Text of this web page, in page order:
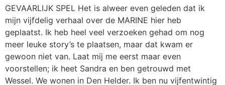
GEVAARLIJK SPEL Het is alweer even geleden dat ik mijn vijfdelig verhaal over de MARINE hier heb geplaatst. Ik heb heel veel verzoeken gehad om nog meer leuke story’s te plaatsen, maar dat kwam er gewoon niet van. Laat mij me eerst maar even voorstellen; ik heet Sandra en ben getrouwd met Wessel. We wonen in Den Helder. Ik ben nu vijfentwintig jaar (net deze zomer) en Wessel is zesentwintig. Ik zie er nog heel jeugdig uit, vandaar dat ik veel aandacht krijg van jonge jongens. Dat vind ik verder prima. Wessel is marinier (kapitein) en is vaak lang van huis i.v.m. een of andere expeditie waarheen hij dan gezonden wordt. Maar deze zomer was Wessel 6 weken thuis en konden we eindelijk weer eens een paar weken op reis. Ik had van Wessel de opdracht gekregen om maar een leuke subtropische bestemming op te zoeken en die te boeken. Met behulp van het reisbureau werd het dan uiteindelijk een vliegvakantie naar Mallorca. Ons hotel heette Cala d’Or gardens en lag in Cala d’ Or. Een gezellige badplaats aan de oostkust van Mallorca. Volgens de reisadviseuse was er voor elk wat wils: stranden, excursies, bars, disco’s etc. Tijdens de voorbereiding had ik wat leuke dunne zomerjurkjes en rokjes gekocht van linnen en zijde. Ook had ik me een aantal leuke lingeriesetjes aangeschaft. Vooral de lingerie was heel frivool. Veel kant en vrijwel onzichtbaar. Ik was er dus helemaal klaar voor.. Eindelijk konden we dan met de auto afreizen naar Schiphol waar we op P3 onze auto konden parkeren. Het was nog donker toen we er om drie uur ’s nachts aankwamen. We moesten al om 05.30 uur vliegen vandaar dit vroege tijdstip. Wessel droeg een leuke spijkerbroek en een roze overhemd en ik droeg een kort zwart rokje met een zwarte dunne panty. Daarbovenop een mooie witte blouse. Ik had er geen bh onder aangedaan, want we gingen tenslotte op vakantie en daar mijn borsten (75C) nog heel stevig zijn was dat geen probleem volgens mij. Na een poos op Schiphol wat gewinkeld en koffie gedronken te hebben, konden we dan eindelijk boarden. We hadden stoelen 9D en 9E. Al gauw hadden we onze plaatsen gevonden en ploften we neer. Op 9F zat een man die alleen reisde blijkbaar. Hij was keurig gekleed en zag er helemaal niet als een vakantieganger uit. Mijn man nam plaats aan het gangpad en ik ging op 9E tussen Wessel en de andere man in zitten. Al snel ging de kist naar de startbaan en konden we dan eindelijk naar Mallorca vertrekken. Na enige tijd begon de man naast mij een gezellig praatje tegen mij. Hij vertelde me van alles over zijn werk, zijn vrouw (die helemaal achterin het vliegtuig zat omdat er niet meer twee stoelen naast elkaar beschikbaar waren tijdens het inchecken), hun kinderen enz. Toen ik op een gegeven moment om me heen keek, zag ik dat vrijwel iedereen om me heen lag te slapen. Het was ook nog zo vroeg en iedereen had zijn nachtrust te vroeg moeten onderbreken. Ook Wessel lag te slapen, want ik hoorde hem zwaar ademen. We lieten onze stemmen iets dalen, spraken fluisterend verder terwijl de rest lag te ronken rondom ons. Ik had de man naast mij (Arnold heette hij) al een paar keer naar mij zien staren en realiseerde me ineens dat hij misschien mijn tepels wel zou kunnen zien door mijn blouse. We kletsen nog steeds kalm wat verder, maar plotseling voelde ik zijn hand tussen onze beide heupen in… Ik dacht eerst dat ik het me verbeeldde, maar het was wel duidelijk dat hij me betastte. Ik ging iets meer naar Wessel toe leunen, zodat mijn rechterbil iets omhoog kwam. Het was wel duidelijk wat deze man wilde… Mij strelen! Hij wreef lekker over mijn kont tot zover hij kon komen…. Mijn korte klokkende rokje hielp hem om zijn hand over mijn panty te laten gaan. Hij deed het niet erg opzichtig, zodat de stewardessen het niet erg duidelijk zagen, maar ik voelde zijn gretige hand prima. Ik was hierdoor al best geil geworden en wilde meer, maar met Wessel zo vlak naast me….. Plotseling was de hand van de man verdwenen en merkte ik dat hij zijn colbertjasje uit deed. Ik ging nog meer naar Wessel toe overleunen en Arnold deed zijn colbertjasje over onze beide heupen heen. Ohhh wat een boef was dit. Glimlachend deed ik net of ik ook wilde gaan slapen maar met mijn kont lag ik heerlijk uitnodigend naar Arnold toe die me nu onder zijn jasje brutaal voelde. Hij begon kalm en voorzichtig, maar toen hij geen weerstand voelde ging hij brutaler te werk. Hij stroopte mijn panty naar beneden en zijn hand gleed langzaam in mijn slipje. Ik voelde zijn vingers eerst door mijn bilnaad glijden en even later had hij mijn poesje bereikt. Ik tilde heel voorzichtig mijn billen nog verder omhoog, zodat ik helemaal op mijn linker heup lag te “slapen” tegen Wessel aan. Arnold kon nu heel goed in mijn slipje komen en begon me voorzichtig maar duidelijk te vingeren. Jeee zeg, ik bofte maar zo op de vroege morgen. Noch Wessel noch de stewardessen of andere passagiers hadden in de gaten dat ik hier brutaal op 10 kilometer hoogte werd gevingerd. Deze vlucht mocht van mij heel lang gaan duren. Langzaam aan voerde Arnold het tempo op en al gauw had hij twee vingers in mijn soppende poesje gestopt. Na enig zoeken kwam hij bij mijn klitje uit dat hij nu heerlijk ging bewerken. Wat een vondst om zijn colbertjasje zo over ons twee te draperen. Terwijl vrijwel iedereen in diepe rust lag werd ik hier heerlijk gevingerd door een min of meer vreemde vent. Ik merkte dat ik al vrij snel mijn hoogtepunt naderde. Nu moest ik vooral stil blijven liggen en geen geluid maken om niemand op onze erotische belevenis attent te maken. Heel voorzichtig bewoog ik mijn linker heup wat heen en weer om toch vooral maar zo snel mogelijk een orgasme te krijgen. Na nog zo’n twee minuten voelde ik diep van binnen mijn orgasme opborrelen… Ik beet op mijn lip om geluid en schokken te onderdrukken, maar toen de vloed plotseling opkwam kon ik niet verhinderen dat ik vreemd lag te schokken en te kreunen naast mijn Wessel. Deze deed even zijn ogen open en keek me lodderig aan. Daarna keek hij even naar het jasje dat half over mijn heup lag en daarna keek hij weer wazig aan en glimlachte zacht. Toen sloot hij zijn ogen weer en sliep rustig verder. Ik ging rechtop zitten en fatsoeneerde me enigszins weer. Ik keek even naar Arnold die me daarnet zo heerlijk had gevingerd en knipoogde naar hem. Van verder gaan was nu geen sprake meer, want links en rechts van ons werden er mensen wakker en kwam de stewardess nog weer even langs met een drankje. Ook Wessel ging rechtop zitten en zei: ”Zo schat, ik heb echt heerlijk geslapen en gedroomd”. Ik antwoordde dat ik lekker wat gedoezeld had naast hem en dat ik zin had in onze vakantie die nu al zo heerlijk was begonnen. Na het bekertje koffie ging ik snel nog even naar het toilet, voordat de piloot de landing in ging zetten. Op het toilet droogde ik zo goed en zo kwaad het ging me wat af en fatsoeneerde me enigszins. Na een halfuur landden we op het vliegveld van Mallorca. De zon scheen al volop al om kwart voor acht ’s morgens en een heerlijke buitentemperatuur kwam ons tegemoet toen we het vliegtuig verlieten. Op de luchthaven hadden we al snel onze koffers gevonden en konden we ons bij onze reisleidster melden. Zij vertelde ons dat gasten voor Cala d’Or gardens zich bij bus 32 dienden te melden. Na een transfer van drie kwartier stapten we om rond negen uur in Cala d’ Or uit en meldden ons aan de balie van ons hotel. We bleken niet eerder dan twaalf uur ons in te kunnen schrijven en de manager van het hotel wees ons de plaats waar we de koffers even neer konden zetten en bracht het hele gezelschap even later naar de bar vlakbij ons zwembad. Daar zaten we met een hele club Nederlanders in keurige reiskledij vlakbij het zwembad. Zwemmen was er natuurlijk nog niet bij, want niemand had zwemkleding bij de hand. Dus bestelden we maar een bak koffie en kletsten we wat gezellig met elkaar. De tijd vloog voorbij en na de koffie gingen de eerste alcoholische drankjes al van hand tot hand. Zo werd het toch al snel een hele gezellige boel. Wessel en ik hadden net met een jong stel uit Leidschendam kennis gemaakt. Hij heette Arne en was 20 jaar en zij heette Rebecca en was nog maar negentien. Ondanks het leeftijdsverschil klikte het meteen en voordat we er erg in hadden konden we met de manager meekomen die ons onze kamers wees. Wij hadden een mooie kamer met een groot balkon met een waanzinnig zeezicht. Arne en Rebecca bleken naast ons te zitten. Wat was ik blij dat ik even kon douchen en me omkleden. “ Gaan we straks naar het strand Wessel?”, vroeg ik. “Ja, dat lijkt me wel toch?”, was zijn antwoord. Na de douchebeurt deed ik mijn nieuwe zwarte bikini aan en een luchtig strandjurkje erover. Na me wat opgemaakt te hebben, terwijl Wessel douchte, konden we dan eindelijk naar het strand. We moesten slechts de boulevard even oversteken en belandden al op het mooie brede strand. Wat een drukte zeg. Vlakbij het water zag Wessel nog een lekker plaatsje en dus stevenden wij er op af. We wilden net onze strandbedjes recht zetten toen we de stemmen van Arne en Rebecca al hoorden die ons riepen. Toen we vlakbij hen waren zeiden ze dat er nog twee bedden vrij waren naast hen en dat wij daar wel op konden gaan liggen. Het gesprek van vanmorgen werd weer opgepakt en even later waren we weer gezellig aan het kletsen over van alles en nog wat. Zo kwamen we dus het een en ander van elkaar te weten. Voordat we er erg in hadden was het bijna vijf uur en stelde Wessel aan Arne voor om even iets te gaan drinken bij de strandbar. Rebecca en ik bleven nog liever even op het nu wat rustiger strand liggen om snel maar een Mediterraan kleurtje op te doen. Nu de mannen vertrokken waren konden Rebecca en ik heerlijk even vertrouwd met elkaar kleppen. Opeens had Rebecca een paar jonge Spaanse knullen gespot en wees me op dit strandschoon. De donkere knullen zagen er inderdaad heerlijk uit. En ik kon niet nalaten Rebecca even aan te kijken en met mijn tong over mijn lippen te strelen. Hoewel we ons uiterste best ded